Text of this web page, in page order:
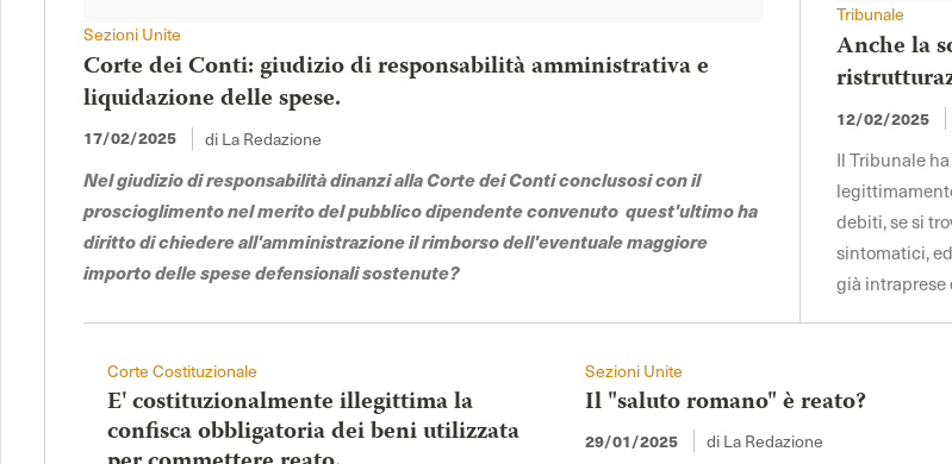
Sezioni Unite
Corte dei Conti: giudizio di responsabilità amministrativa e
liquidazione delle spese.
17/02/2025
di La Redazione
Nel giudizio di responsabilità dinanzi alla Corte dei Conti conclusosi con il
proscioglimento nel merito del pubblico dipendente convenuto quest'ultimo ha
diritto di chiedere all'amministrazione il rimborso dell'eventuale maggiore
importo delle spese defensionali sostenute?
Tribunale
Anche la
12/02/2025
Il Tribunale
debiti, se si
sintomatici,
già intraprese
Corte Costituzionale
E' costituzionalmente illegittima la
confisca obbligatoria dei beni utilizzata
Sezioni Unite
Il "saluto romano" è reato?
29/01/2025 di La Redazione